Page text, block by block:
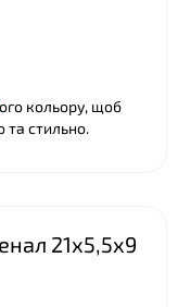
кольору, щоб
та стильно.
21х5,5х9